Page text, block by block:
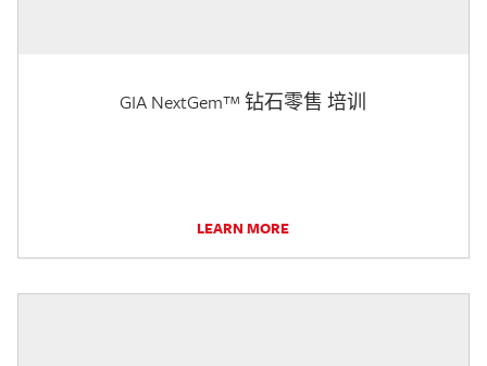
GIA NextGem™ 钻石零售 培训
LEARN MORE